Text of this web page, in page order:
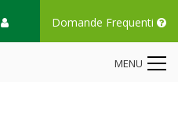
Domande Frequenti
MENU